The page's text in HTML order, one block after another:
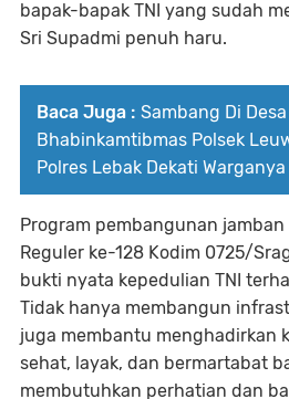
bapak-bapak TNI yang sudah
Sri Supadmi penuh haru.
Baca Juga : Sambang Di
Bhabinkamtibmas Polsek
Polres Lebak Dekati Warganya
Program pembangunan jamban
Reguler ke-128 Kodim 0725/
bukti nyata kepedulian TNI
Tidak hanya membangun
juga membantu menghadirkan
sehat, layak, dan bermartabat
membutuhkan perhatian dan